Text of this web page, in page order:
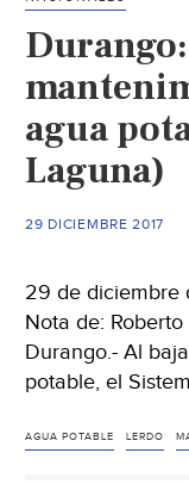
agua
(El
Siglo
de
agua
Laguna)
29 DICIEMBRE 2017
29 de diciembre
Nota de:
Durango.- Al
potable, el
AGUA POTABLE LERDO